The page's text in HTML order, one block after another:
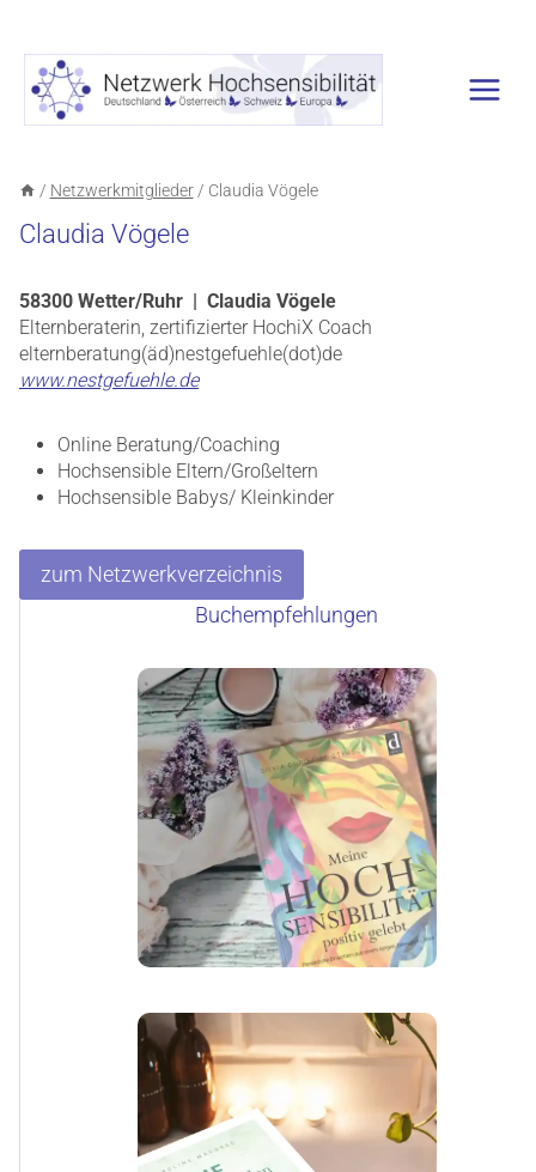
springen
/ Netzwerkmitglieder / Claudia Vögele
Claudia Vögele
58300 Wetter/Ruhr | Claudia Vögele
Elternberaterin, zertifizierter HochiX Coach
elternberatung(äd)nestgefuehle(dot)de
www.nestgefuehle.de
Online Beratung/Coaching
Hochsensible Eltern/Großeltern
Hochsensible Babys/ Kleinkinder
zum Netzwerkverzeichnis
Buchempfehlungen